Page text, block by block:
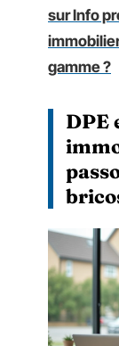
sur Info
gamme ?
DPE